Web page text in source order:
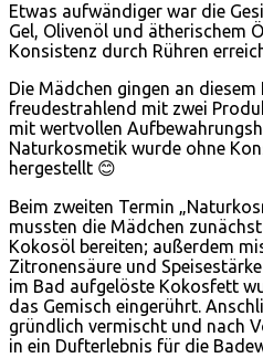
Etwas aufwändiger war die
Gel, Olivenöl und ätherischem
Konsistenz durch Rühren
Die Mädchen gingen an
freudestrahlend mit zwei
mit wertvollen
Naturkosmetik wurde ohne
hergestellt 😊
Beim zweiten Termin
mussten die Mädchen
Kokosöl bereiten; außerdem
Zitronensäure und
im Bad aufgelöste Kokosfett
das Gemisch eingerührt.
gründlich vermischt und nach
in ein Dufterlebnis für die